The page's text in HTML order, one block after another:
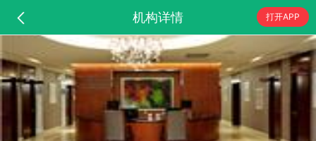
机构详情 打开APP